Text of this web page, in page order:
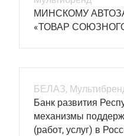
МИНСКОМУ
«ТОВАР
БЕЛАЗ,
Банк развития
механизмы
(работ, услуг) в